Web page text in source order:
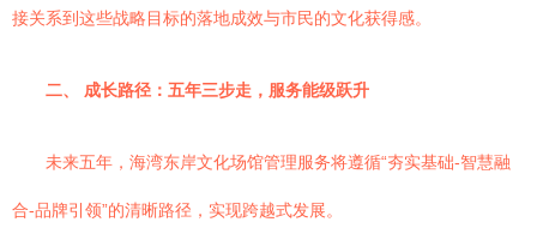
接关系到这些战略目标的落地成效与市民的文化获得感。
二、 成长路径：五年三步走，服务能级跃升
未来五年，海湾东岸文化场馆管理服务将遵循“夯实基础-智慧融
合-品牌引领”的清晰路径，实现跨越式发展。